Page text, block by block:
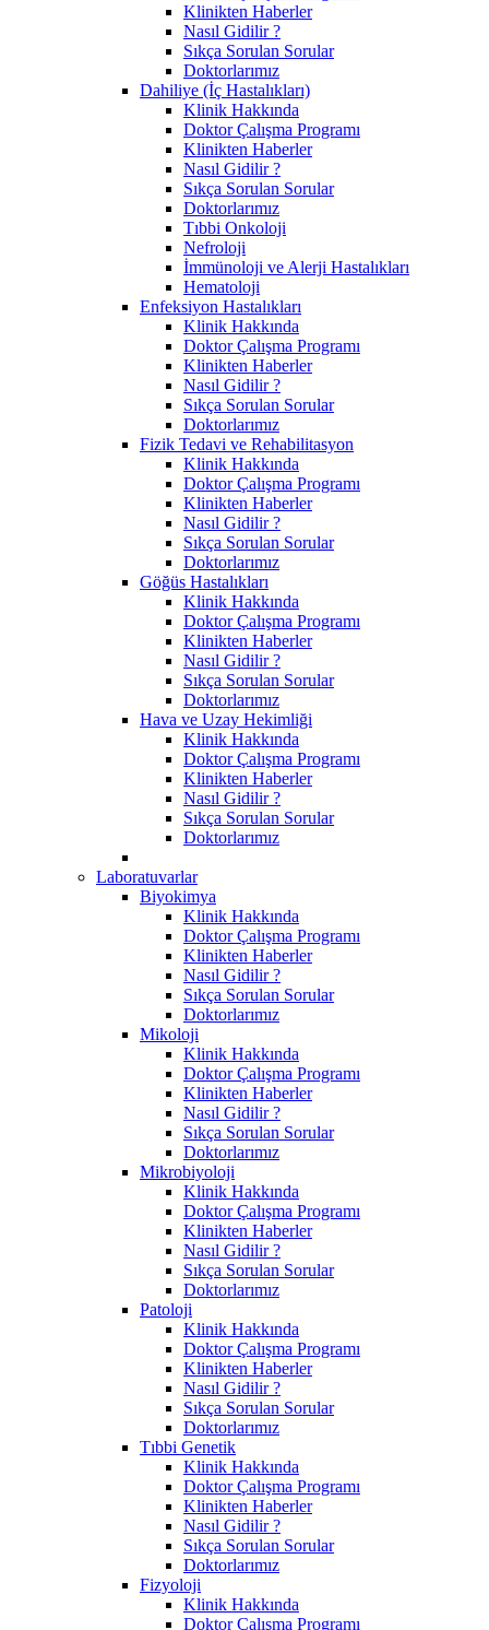
Klinikten Haberler
Nasıl Gidilir ?
Sıkça Sorulan Sorular
Doktorlarımız
Dahiliye (İç Hastalıkları)
Klinik Hakkında
Doktor Çalışma Programı
Klinikten Haberler
Nasıl Gidilir ?
Sıkça Sorulan Sorular
Doktorlarımız
Tıbbi Onkoloji
Nefroloji
İmmünoloji ve Alerji Hastalıkları
Hematoloji
Enfeksiyon Hastalıkları
Klinik Hakkında
Doktor Çalışma Programı
Klinikten Haberler
Nasıl Gidilir ?
Sıkça Sorulan Sorular
Doktorlarımız
Fizik Tedavi ve Rehabilitasyon
Klinik Hakkında
Doktor Çalışma Programı
Klinikten Haberler
Nasıl Gidilir ?
Sıkça Sorulan Sorular
Doktorlarımız
Göğüs Hastalıkları
Klinik Hakkında
Doktor Çalışma Programı
Klinikten Haberler
Nasıl Gidilir ?
Sıkça Sorulan Sorular
Doktorlarımız
Hava ve Uzay Hekimliği
Klinik Hakkında
Doktor Çalışma Programı
Klinikten Haberler
Nasıl Gidilir ?
Sıkça Sorulan Sorular
Doktorlarımız
Laboratuvarlar
Biyokimya
Klinik Hakkında
Doktor Çalışma Programı
Klinikten Haberler
Nasıl Gidilir ?
Sıkça Sorulan Sorular
Doktorlarımız
Mikoloji
Klinik Hakkında
Doktor Çalışma Programı
Klinikten Haberler
Nasıl Gidilir ?
Sıkça Sorulan Sorular
Doktorlarımız
Mikrobiyoloji
Klinik Hakkında
Doktor Çalışma Programı
Klinikten Haberler
Nasıl Gidilir ?
Sıkça Sorulan Sorular
Doktorlarımız
Patoloji
Klinik Hakkında
Doktor Çalışma Programı
Klinikten Haberler
Nasıl Gidilir ?
Sıkça Sorulan Sorular
Doktorlarımız
Tıbbi Genetik
Klinik Hakkında
Doktor Çalışma Programı
Klinikten Haberler
Nasıl Gidilir ?
Sıkça Sorulan Sorular
Doktorlarımız
Fizyoloji
Klinik Hakkında
Doktor Çalışma Programı